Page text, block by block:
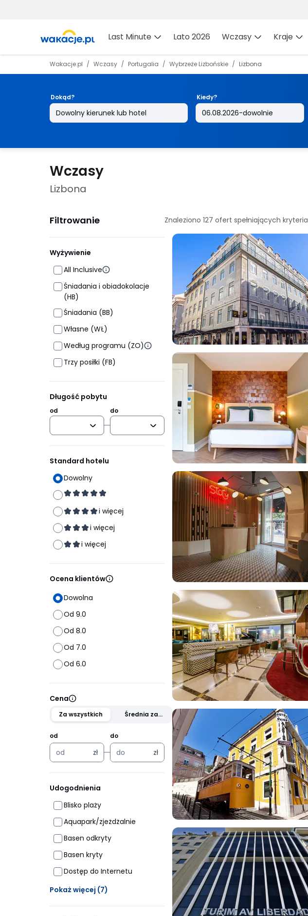
Last Minute Lato 2026 Wczasy Kraje
Wakacje.pl Wczasy Portugalia Wybrzeże Lizbońskie Lizbona
Dokąd? Kiedy?
Wczasy
Lizbona
Filtrowanie
Wyżywienie
All Inclusive
Śniadania i obiadokolacje
(HB)
Śniadania (BB)
Własne (WŁ)
Według programu (ZO)
Trzy posiłki (FB)
Długość pobytu
od do
Standard hotelu
Dowolny
i więcej
i więcej
i więcej
Ocena klientów
Dowolna
Od 9.0
Od 8.0
Od 7.0
Od 6.0
Cena
Za wszystkich
Średnia za
od
zł
do
zł
Udogodnienia
Blisko plaży
Aquapark/zjeżdżalnie
Basen odkryty
Basen kryty
Dostęp do Internetu
Pokaż więcej (7)
Znaleziono 127 ofert spełniających kryteria